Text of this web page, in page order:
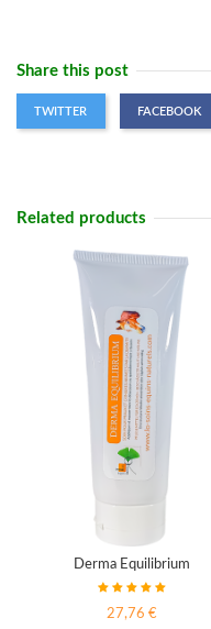
Share this post
TWITTER FACEBOOK
Related products
Derma Equilibrium
27,76 €